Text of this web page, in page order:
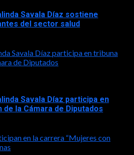
Savala Díaz sostiene
del sector salud
Savala Díaz participa en tribuna
de Diputados
Savala Díaz participa en
la Cámara de Diputados
en la carrera “Mujeres con